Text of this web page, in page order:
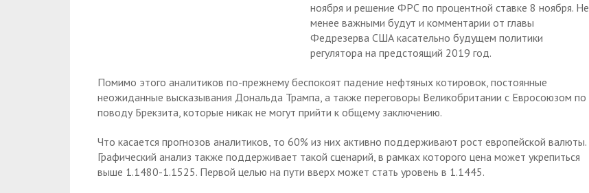
ноября и решение ФРС по процентной ставке 8 ноября. Не
менее важными будут и комментарии от главы
Федрезерва США касательно будущем политики
регулятора на предстоящий 2019 год.
Помимо этого аналитиков по-прежнему беспокоят падение нефтяных котировок, постоянные
неожиданные высказывания Дональда Трампа, а также переговоры Великобритании с Евросоюзом по
поводу Брекзита, которые никак не могут прийти к общему заключению.
Что касается прогнозов аналитиков, то 60% из них активно поддерживают рост европейской валюты.
Графический анализ также поддерживает такой сценарий, в рамках которого цена может укрепиться
выше 1.1480-1.1525. Первой целью на пути вверх может стать уровень в 1.1445.